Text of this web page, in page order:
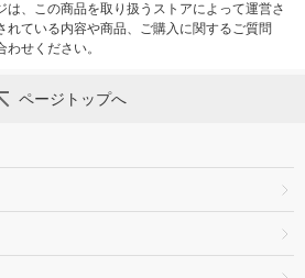
は、この商品を取り扱うストアによって運営さ
れている内容や商品、ご購入に関するご質問
せください。
ページトップへ